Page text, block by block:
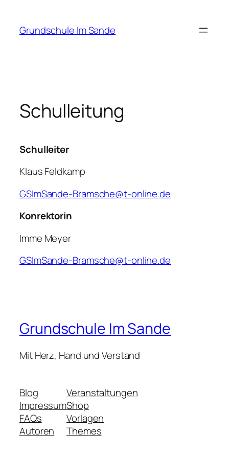
springen
Grundschule Im Sande
Schulleitung
Schulleiter
Klaus Feldkamp
GSImSande-Bramsche@t-online.de
Konrektorin
Imme Meyer
GSImSande-Bramsche@t-online.de
Grundschule Im Sande
Mit Herz, Hand und Verstand
Blog
Impressum
FAQs
Autoren
Veranstaltungen
Shop
Vorlagen
Themes